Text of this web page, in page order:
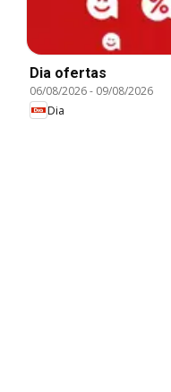
Dia ofertas
06/08/2026- 09/08/2026
Dia